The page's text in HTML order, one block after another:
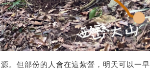
。但部份的人會在這紮營，明天可以一早